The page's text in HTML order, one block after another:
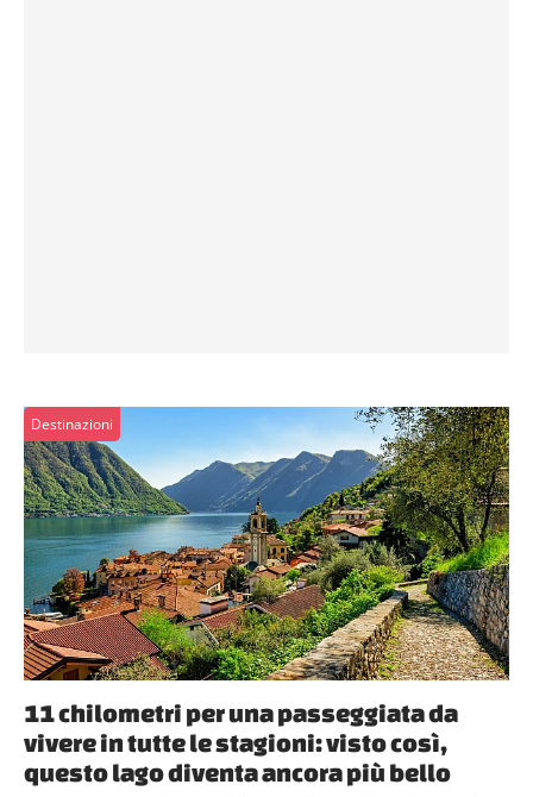
Destinazioni
11 chilometri per una passeggiata da
vivere in tutte le stagioni: visto così,
questo lago diventa ancora più bello